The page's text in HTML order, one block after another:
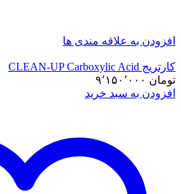
افزودن به علاقه مندی ها
کارتریج CLEAN-UP Carboxylic Acid
تومان
افزودن به سبد خرید